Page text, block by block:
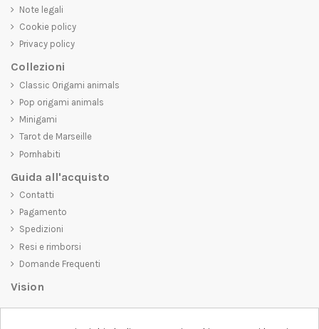
Note legali
Cookie policy
Privacy policy
Collezioni
Classic Origami animals
Pop origami animals
Minigami
Tarot de Marseille
Pornhabiti
Guida all'acquisto
Contatti
Pagamento
Spedizioni
Resi e rimborsi
Domande Frequenti
Vision